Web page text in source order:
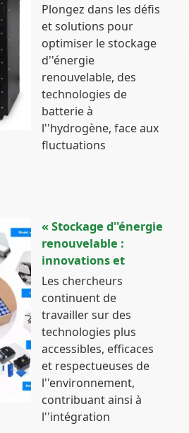
Plongez dans les défis
et solutions pour
optimiser le stockage
d''énergie
renouvelable, des
technologies de
batterie à
l''hydrogène, face aux
fluctuations
« Stockage d''énergie
renouvelable :
innovations et
Les chercheurs
continuent de
travailler sur des
technologies plus
accessibles, efficaces
et respectueuses de
l''environnement,
contribuant ainsi à
l''intégration